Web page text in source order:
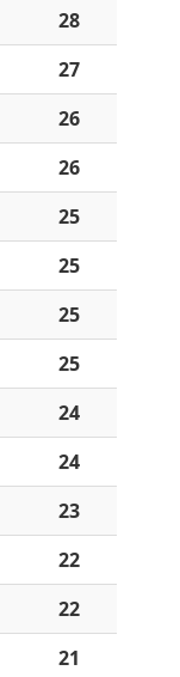
28
27
26
26
25
25
25
25
24
24
23
22
22
21